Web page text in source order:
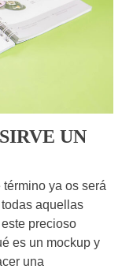
UN
ya os será
aquellas
precioso
es un mockup y
una